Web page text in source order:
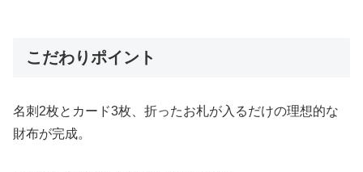
こだわりポイント
名刺2枚とカード3枚、折ったお札が入るだけの理想的な
財布が完成。